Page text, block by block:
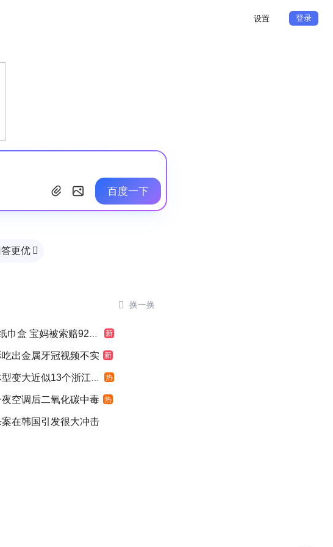
设置 登录
百度一下
更优 
 换一换
盒 宝妈被索赔924元 新
出金属牙冠视频不实 新
变大近似13个浙江面积 热
空调后二氧化碳中毒 热
案在韩国引发很大冲击